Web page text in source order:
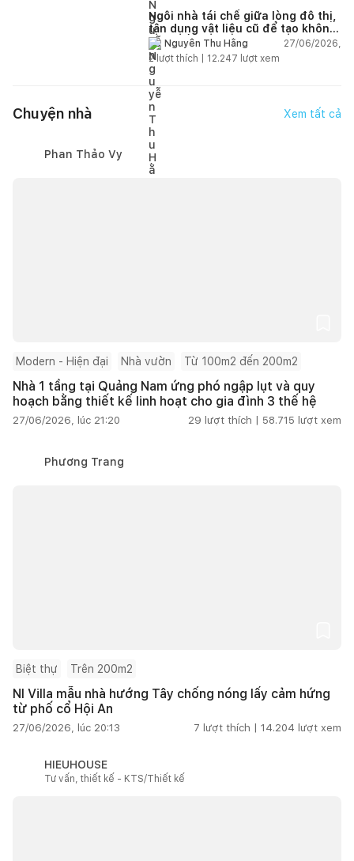
Ngôi nhà tái chế giữa lòng đô thị,
tận dụng vật liệu cũ để tạo không
gian sống linh hoạt
Nguyễn Thu Hằng
27/06/2026,
2lượt thích | 12.247 lượt xem
Chuyện nhà Xem tất cả
Phan Thảo Vy
Modern - Hiện đại Nhà vườn Từ 100m2 đến 200m2
Nhà 1 tầng tại Quảng Nam ứng phó ngập lụt và quy
hoạch bằng thiết kế linh hoạt cho gia đình 3 thế hệ
27/06/2026, lúc 21:20 29 lượt thích | 58.715 lượt xem
Phương Trang
Biệt thự Trên 200m2
NI Villa mẫu nhà hướng Tây chống nóng lấy cảm hứng
từ phố cổ Hội An
27/06/2026, lúc 20:13 7 lượt thích | 14.204 lượt xem
HIEUHOUSE
Tư vấn, thiết kế - KTS/Thiết kế